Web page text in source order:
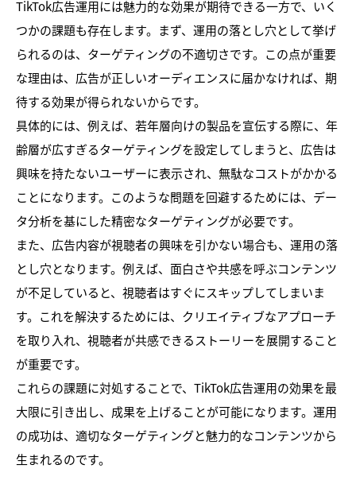
TikTok広告運用には魅力的な効果が期待できる一方で、いく
つかの課題も存在します。まず、運用の落とし穴として挙げ
られるのは、ターゲティングの不適切さです。この点が重要
な理由は、広告が正しいオーディエンスに届かなければ、期
待する効果が得られないからです。
具体的には、例えば、若年層向けの製品を宣伝する際に、年
齢層が広すぎるターゲティングを設定してしまうと、広告は
興味を持たないユーザーに表示され、無駄なコストがかかる
ことになります。このような問題を回避するためには、デー
タ分析を基にした精密なターゲティングが必要です。
また、広告内容が視聴者の興味を引かない場合も、運用の落
とし穴となります。例えば、面白さや共感を呼ぶコンテンツ
が不足していると、視聴者はすぐにスキップしてしまいま
す。これを解決するためには、クリエイティブなアプローチ
を取り入れ、視聴者が共感できるストーリーを展開すること
が重要です。
これらの課題に対処することで、TikTok広告運用の効果を最
大限に引き出し、成果を上げることが可能になります。運用
の成功は、適切なターゲティングと魅力的なコンテンツから
生まれるのです。